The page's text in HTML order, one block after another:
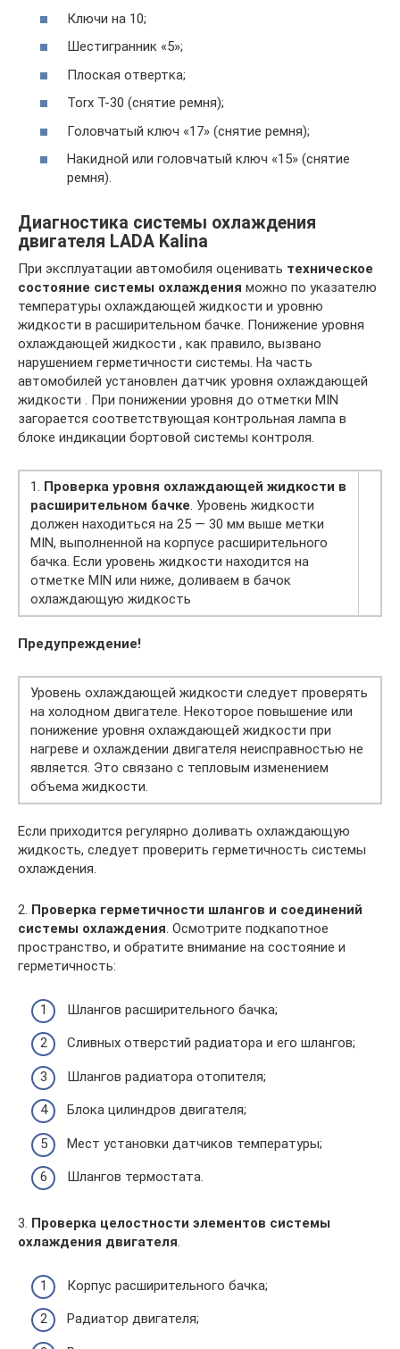
Ключи на 10;
Шестигранник «5»;
Плоская отвертка;
Torx T-30 (снятие ремня);
Головчатый ключ «17» (снятие ремня);
Накидной или головчатый ключ «15» (снятие
ремня).
Диагностика системы охлаждения
двигателя LADA Kalina
При эксплуатации автомобиля оценивать техническое
состояние системы охлаждения можно по указателю
температуры охлаждающей жидкости и уровню
жидкости в расширительном бачке. Понижение уровня
охлаждающей жидкости , как правило, вызвано
нарушением герметичности системы. На часть
автомобилей установлен датчик уровня охлаждающей
жидкости . При понижении уровня до отметки MIN
загорается соответствующая контрольная лампа в
блоке индикации бортовой системы контроля.
1. Проверка уровня охлаждающей жидкости в
расширительном бачке. Уровень жидкости
должен находиться на 25 — 30 мм выше метки
МIN, выполненной на корпусе расширительного
бачка. Если уровень жидкости находится на
отметке MIN или ниже, доливаем в бачок
охлаждающую жидкость
Предупреждение!
Уровень охлаждающей жидкости следует проверять
на холодном двигателе. Некоторое повышение или
понижение уровня охлаждающей жидкости при
нагреве и охлаждении двигателя неисправностью не
является. Это связано с тепловым изменением
объема жидкости.
Если приходится регулярно доливать охлаждающую
жидкость, следует проверить герметичность системы
охлаждения.
2. Проверка герметичности шлангов и соединений
системы охлаждения. Осмотрите подкапотное
пространство, и обратите внимание на состояние и
герметичность:
Шлангов расширительного бачка;
Сливных отверстий радиатора и его шлангов;
Шлангов радиатора отопителя;
Блока цилиндров двигателя;
Мест установки датчиков температуры;
Шлангов термостата.
3. Проверка целостности элементов системы
охлаждения двигателя.
Корпус расширительного бачка;
Радиатор двигателя;